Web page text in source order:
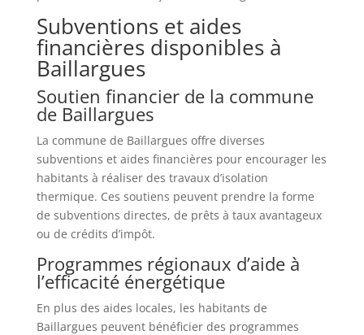
Subventions et aides
financières disponibles à
Baillargues
Soutien financier de la commune
de Baillargues
La commune de Baillargues offre diverses
subventions et aides financières pour encourager les
habitants à réaliser des travaux d’isolation
thermique. Ces soutiens peuvent prendre la forme
de subventions directes, de prêts à taux avantageux
ou de crédits d’impôt.
Programmes régionaux d’aide à
l’efficacité énergétique
En plus des aides locales, les habitants de
Baillargues peuvent bénéficier des programmes